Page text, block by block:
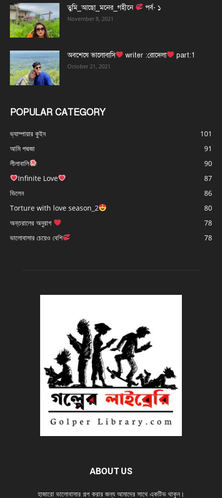
তুমি_আছো_মনের_গহীনে পর্ব- ১
November 8, 2021
অবশেষে ভালোবাসি writer :রোদেলা part:1
October 21, 2021
POPULAR CATEGORY
ভ্যাম্পায়ার কুইন
101
আমি পদ্মজা
91
লীলাবালি
90
Infinite Love
87
ভিলেন
86
Torture with love season_2
80
অন্তরালের অনুরাগ
78
ভালোবাসার চেয়েও বেশি
78
ABOUT US
হাজারো ভালোবাসার গল্প করার জন্য আমাদের সাথে একটিভ থাকুন।